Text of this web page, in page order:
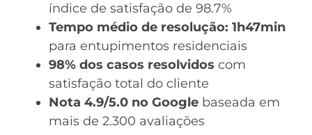
índice de satisfação de 98.7%
Tempo médio de resolução: 1h47min
para entupimentos residenciais
98% dos casos resolvidos com
satisfação total do cliente
Nota 4.9/5.0 no Google baseada em
mais de 2.300 avaliações